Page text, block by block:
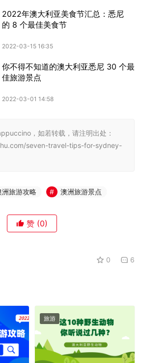
，如若转载，请注明出处：
seven-travel-tips-for-sydney-
洲旅游攻略 澳洲旅游景点
赞 (0)
0 6
旅游